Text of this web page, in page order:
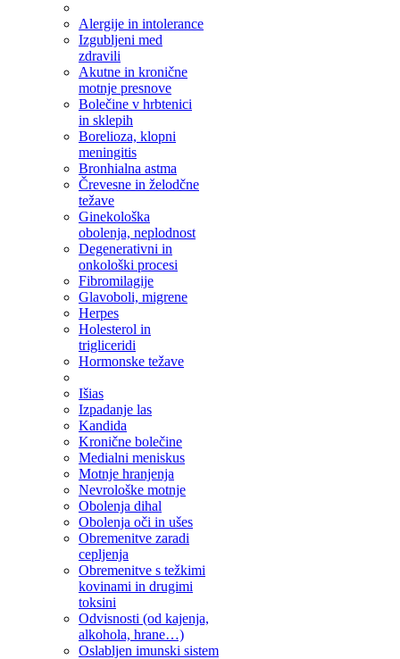
Alergije in intolerance
Izgubljeni med
zdravili
Akutne in kronične
motnje presnove
Bolečine v hrbtenici
in sklepih
Borelioza, klopni
meningitis
Bronhialna astma
Črevesne in želodčne
težave
Ginekološka
obolenja, neplodnost
Degenerativni in
onkološki procesi
Fibromilagije
Glavoboli, migrene
Herpes
Holesterol in
trigliceridi
Hormonske težave
Išias
Izpadanje las
Kandida
Kronične bolečine
Medialni meniskus
Motnje hranjenja
Nevrološke motnje
Obolenja dihal
Obolenja oči in ušes
Obremenitve zaradi
cepljenja
Obremenitve s težkimi
kovinami in drugimi
toksini
Odvisnosti (od kajenja,
alkohola, hrane…)
Oslabljen imunski sistem